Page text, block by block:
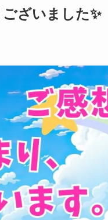
ざいました✨